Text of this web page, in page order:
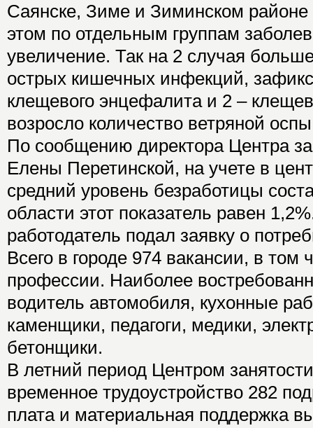
Саянске, Зиме и Зиминском
этом по отдельным группам
увеличение. Так на 2 случая
острых кишечных инфекций,
клещевого энцефалита и 2 –
возросло количество ветряной
По сообщению директора Центра
Елены Перетинской, на учете в
средний уровень безработицы
области этот показатель равен
работодатель подал заявку о
Всего в городе 974 вакансии, в том
профессии. Наиболее
водитель автомобиля, кухонные
каменщики, педагоги, медики,
бетонщики.
В летний период Центром
временное трудоустройство 282
плата и материальная поддержка